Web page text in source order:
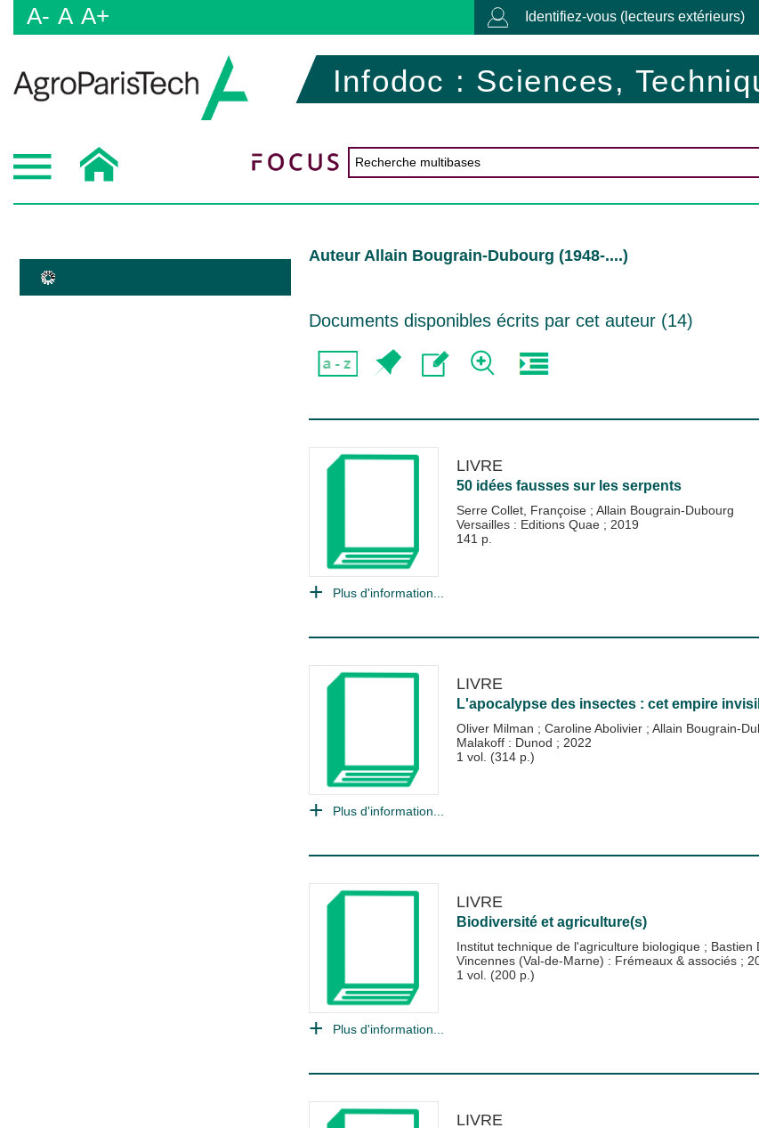
A- A A+ Identifiez-vous (lecteurs extérieurs)
Infodoc : Sciences,
Auteur Allain Bougrain-Dubourg (1948-....)
Documents disponibles écrits par cet auteur (14)
LIVRE
50 idées fausses sur les serpents
Serre Collet, Françoise ; Allain Bougrain-Dubourg
Versailles : Editions Quae ; 2019
141 p.
Plus d'information...
LIVRE
L'apocalypse des insectes : cet empire
Oliver Milman ; Caroline Abolivier ; Allain Bougrain-
Malakoff : Dunod ; 2022
1 vol. (314 p.)
Plus d'information...
LIVRE
Biodiversité et agriculture(s)
Institut technique de l'agriculture biologique ; Bastien
Vincennes (Val-de-Marne) : Frémeaux & associés ;
1 vol. (200 p.)
Plus d'information...
LIVRE